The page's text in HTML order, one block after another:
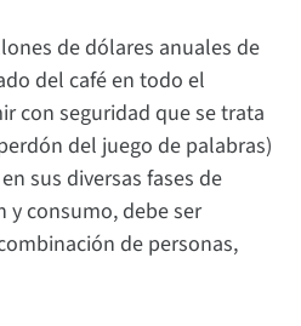
de dólares anuales de
del café en todo el
con seguridad que se trata
del juego de palabras)
sus diversas fases de
consumo, debe ser
de personas,